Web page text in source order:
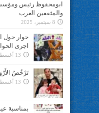
ابومحفوظ رئيس
والمثقفين العرب
8 سبتمبر، 2025
حوار حول
اجرى
13 أغسطس، 2025
تَرْخُصُ
13 أغسطس، 2025
بمناسبة